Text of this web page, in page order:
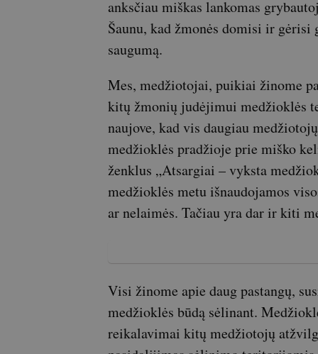
anksčiau miškas lankomas
Šaunu, kad žmonės domisi ir
saugumą.
Mes, medžiotojai, puikiai žinome
kitų žmonių judėjimui medžioklės
naujove, kad vis daugiau
medžioklės pradžioje prie miško
ženklus „Atsargiai – vyksta
medžioklės metu išnaudojamos
ar nelaimės. Tačiau yra dar ir kiti
Visi žinome apie daug pastangų,
medžioklės būdą sėlinant.
reikalavimai kitų medžiotojų